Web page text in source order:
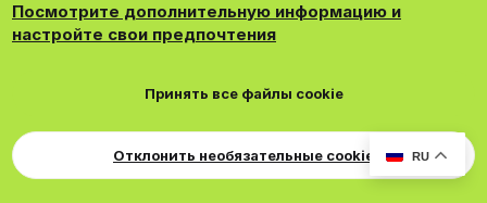
RU
если вокал то торчит, то тонет, часто
спасаетautomation post-fader
особенно концы фраз, тихие слова и
---
Посмотрите дополнительную информацию и
настройте свои предпочтения
Принять все файлы cookie
Отклонить необязательные cookie